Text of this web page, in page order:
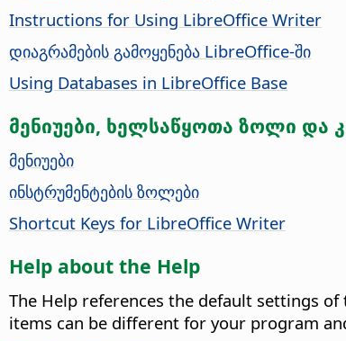
Instructions for Using LibreOffice Writer
დიაგრამების გამოყენება LibreOffice-ში
Using Databases in LibreOffice Base
მენიუები, ხელსაწყოთა ზოლი და
მენიუები
ინსტრუმენტების ზოლები
Shortcut Keys for LibreOffice Writer
Help about the Help
The Help references the default settings
items can be different for your program